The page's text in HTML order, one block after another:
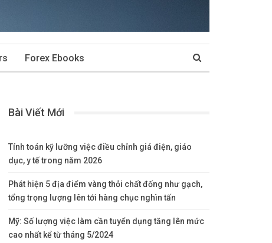
Forex Ebooks
Bài Viết Mới
Tính toán kỹ lưỡng việc điều chỉnh giá điện, giáo
dục, y tế trong năm 2026
Phát hiện 5 địa điểm vàng thỏi chất đống như gạch,
tổng trọng lượng lên tới hàng chục nghìn tấn
Mỹ: Số lượng việc làm cần tuyển dụng tăng lên mức
cao nhất kể từ tháng 5/2024